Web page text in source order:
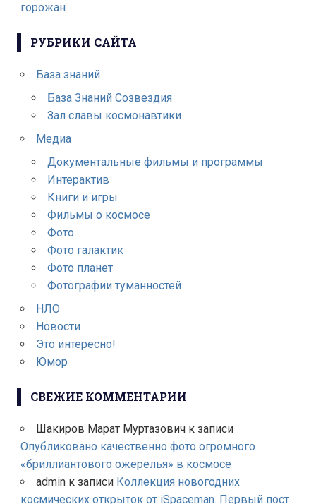
горожан
РУБРИКИ САЙТА
База знаний
База Знаний Созвездия
Зал славы космонавтики
Медиа
Документальные фильмы и программы
Интерактив
Книги и игры
Фильмы о космосе
Фото
Фото галактик
Фото планет
Фотографии туманностей
НЛО
Новости
Это интересно!
Юмор
СВЕЖИЕ КОММЕНТАРИИ
Шакиров Марат Муртазовичк записи
Опубликовано качественно фото огромного
«бриллиантового ожерелья» в космосе
adminк записи Коллекция новогодних
космических открыток от iSpaceman. Первый пост